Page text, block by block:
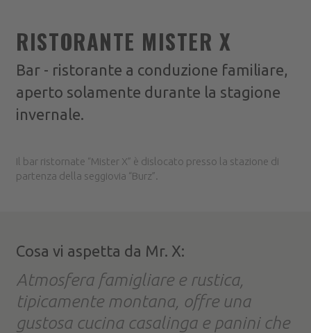
RISTORANTE MISTER X
Bar - ristorante a conduzione familiare,
aperto solamente durante la stagione
invernale.
Il bar ristornate “Mister X” è dislocato presso la stazione di
partenza della seggiovia “Burz”.
Cosa vi aspetta da Mr. X:
Atmosfera famigliare e rustica,
tipicamente montana, offre una
gustosa cucina casalinga e panini che